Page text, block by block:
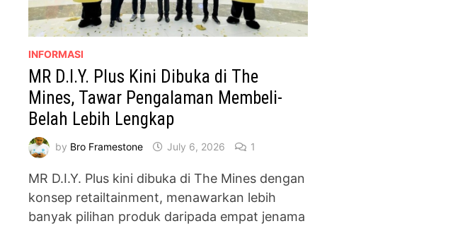
INFORMASI
MR D.I.Y. Plus Kini Dibuka di The
Mines, Tawar Pengalaman Membeli-
Belah Lebih Lengkap
by Bro Framestone July 6, 2026 1
MR D.I.Y. Plus kini dibuka di The Mines dengan
konsep retailtainment, menawarkan lebih
banyak pilihan produk daripada empat jenama